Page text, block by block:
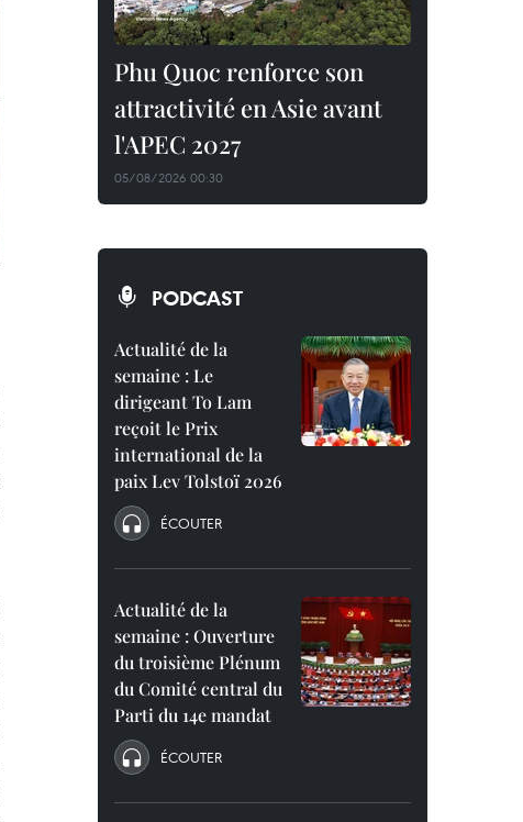
Phu Quoc renforce son
attractivité en Asie avant
l'APEC 2027
05/08/2026 00:30
PODCAST
Actualité de la
semaine : Le
dirigeant To Lam
reçoit le Prix
international de la
paix Lev Tolstoï 2026
ÉCOUTER
Actualité de la
semaine : Ouverture
du troisième Plénum
du Comité central du
Parti du 14e mandat
ÉCOUTER